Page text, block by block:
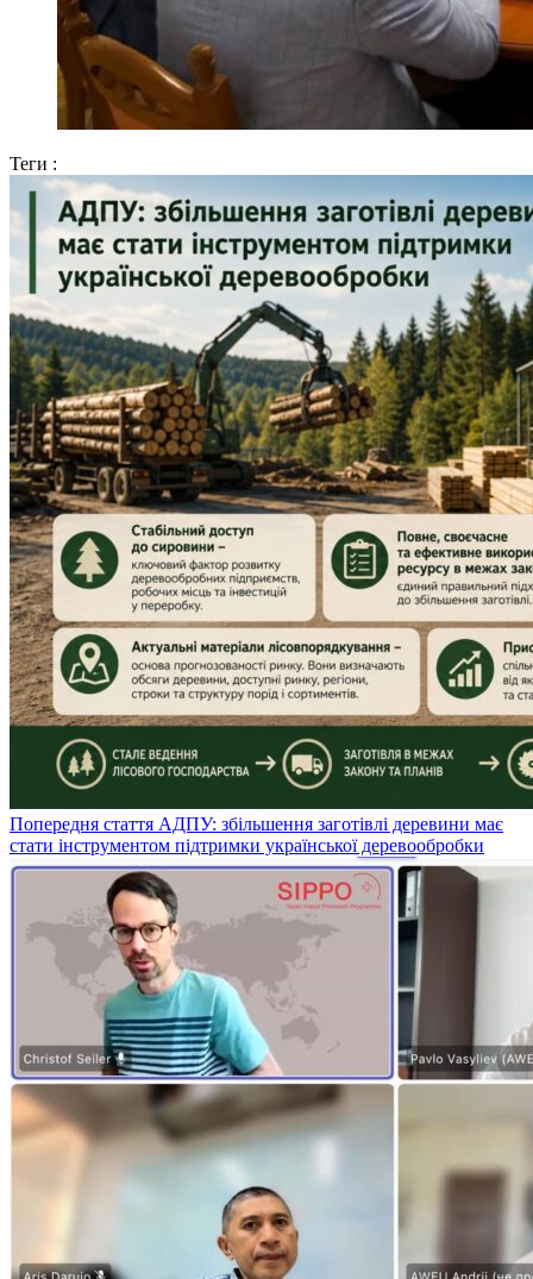
Теги :
Попередня стаття АДПУ: збільшення заготівлі деревини має
стати інструментом підтримки української деревообробки